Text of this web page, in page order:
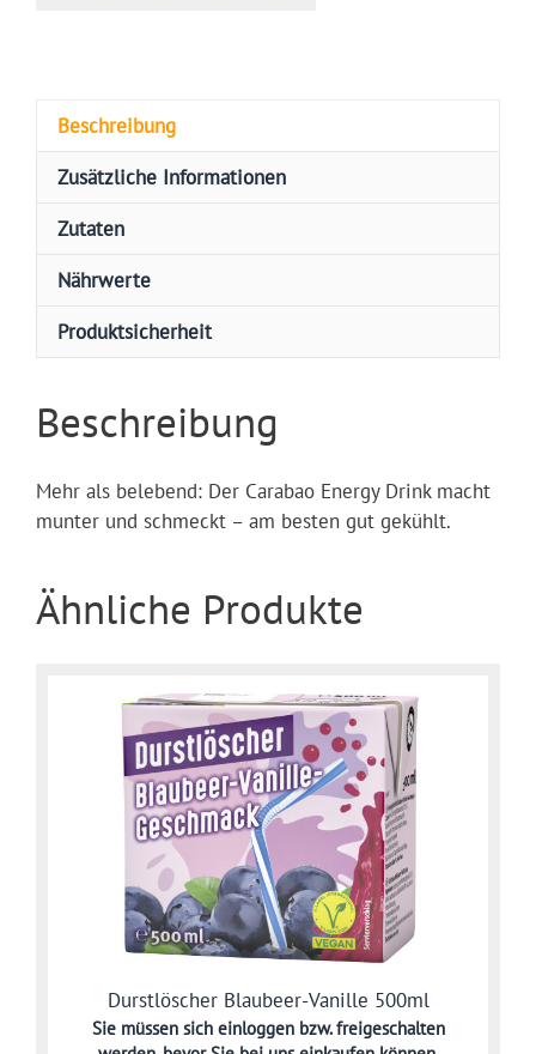
Beschreibung
Zusätzliche Informationen
Zutaten
Nährwerte
Produktsicherheit
Beschreibung
Mehr als belebend: Der Carabao Energy Drink macht
munter und schmeckt – am besten gut gekühlt.
Ähnliche Produkte
Durstlöscher Blaubeer-Vanille 500ml
Sie müssen sich einloggen bzw. freigeschalten